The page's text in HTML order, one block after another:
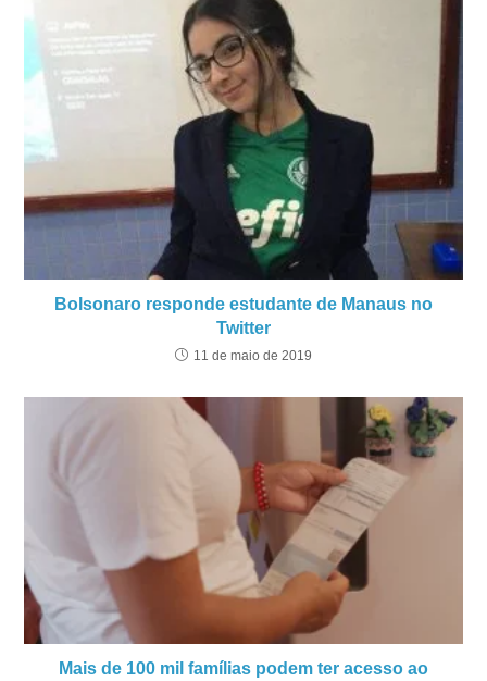
Bolsonaro responde estudante de Manaus no
Twitter
11 de maio de 2019
Mais de 100 mil famílias podem ter acesso ao